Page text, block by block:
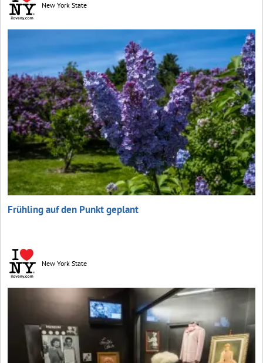
New York State
Frühling auf den Punkt geplant
New York State